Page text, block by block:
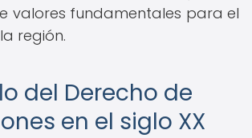
valores fundamentales para el
región.
del Derecho de
en el siglo XX